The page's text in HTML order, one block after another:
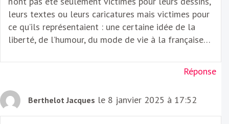
leurs textes ou leurs caricatures mais victimes pour
ce qu’ils représentaient : une certaine idée de la
liberté, de l’humour, du mode de vie à la française…
Réponse
Berthelot Jacques le 8 janvier 2025 à 17:52